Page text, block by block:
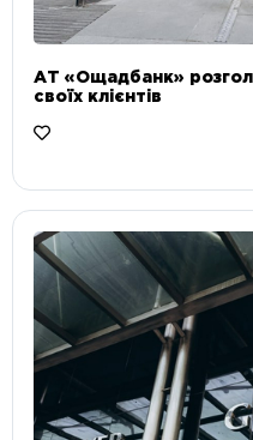
АТ «Ощадбанк»
своїх клієнтів